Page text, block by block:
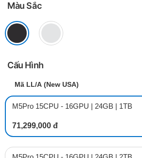
Màu Sắc
Cấu Hình
Mã LL/A (New USA)
M5Pro 15CPU - 16GPU | 24GB | 1TB
71,299,000 đ